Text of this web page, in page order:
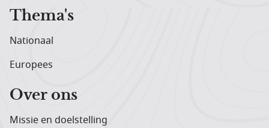
Thema's
Nationaal
Europees
Over ons
Missie en doelstelling